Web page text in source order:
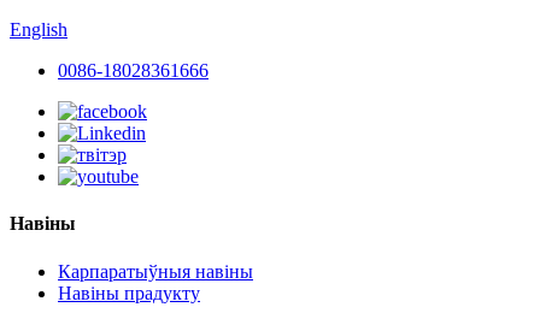
English
0086-18028361666
Навіны
Карпаратыўныя навіны
Навіны прадукту